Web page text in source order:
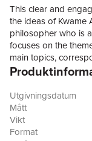
This clear and
the ideas of Kwame
philosopher who is
focuses on the
main topics,
race, culture,
opportunities, and
whether on the
others—in the
broader tradition of
Utgivningsdatum
Mått
Vikt
Format